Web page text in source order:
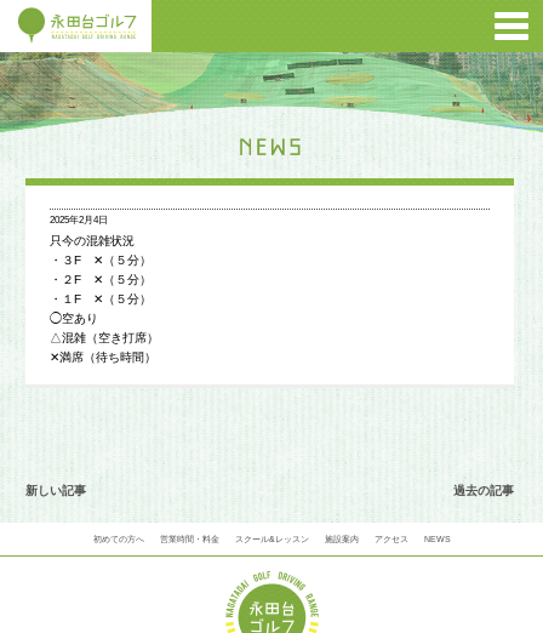
2025年2月4日
只今の混雑状況
・３F ✕（５分）
・２F ✕（５分）
・１F ✕（５分）
◯空あり
△混雑（空き打席）
✕満席（待ち時間）
新しい記事 過去の記事
初めての方へ 営業時間・料金 スクール&レッスン 施設案内 アクセス NEWS